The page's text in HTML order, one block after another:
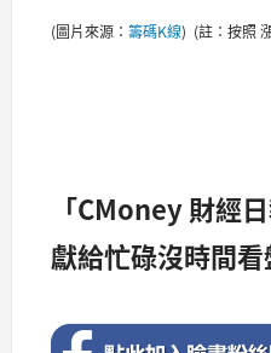
(圖片來源： 籌碼K線) (註：按照
「CMoney 財經
獻給忙碌沒時間